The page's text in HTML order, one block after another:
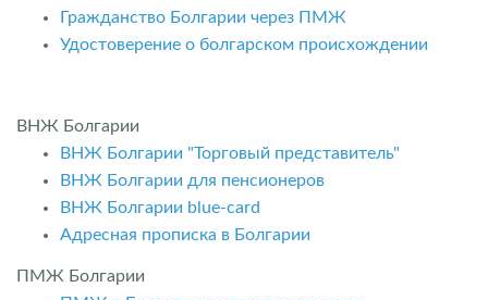
Гражданство Болгарии через ПМЖ
Удостоверение о болгарском происхождении
ВНЖ Болгарии
ВНЖ Болгарии "Торговый представитель"
ВНЖ Болгарии для пенсионеров
ВНЖ Болгарии blue-card
Адресная прописка в Болгарии
ПМЖ Болгарии